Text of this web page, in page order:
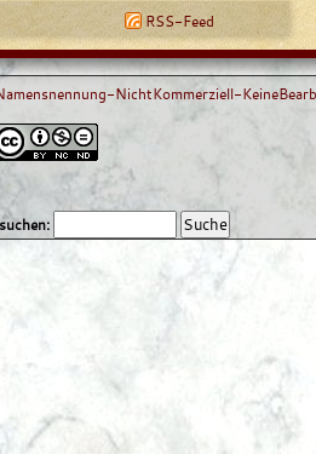
RSS-Feed
NichtKommerziell-